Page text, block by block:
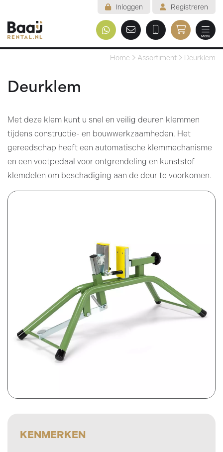
Welkom
Voorwaarden
Contact
Mijn reservering
incl. btw
Inloggen Registreren
Menu
Home Assortiment Deurklem
Deurklem
Met deze klem kunt u snel en veilig deuren klemmen
tijdens constructie- en bouwwerkzaamheden. Het
gereedschap heeft een automatische klemmechanisme
en een voetpedaal voor ontgrendeling en kunststof
klemdelen om beschadiging aan de deur te voorkomen.
KENMERKEN